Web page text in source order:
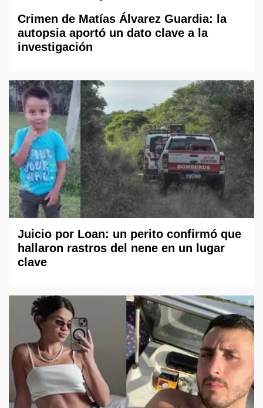
Crimen de Matías Álvarez Guardia: la
autopsia aportó un dato clave a la
investigación
Juicio por Loan: un perito confirmó que
hallaron rastros del nene en un lugar
clave